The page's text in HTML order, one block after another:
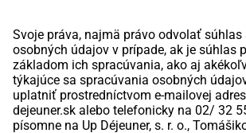
Svoje práva, najmä právo odvolať
osobných údajov v prípade, ak je súhlas
základom ich spracúvania, ako aj
týkajúce sa spracúvania osobných
uplatniť prostredníctvom e-mailovej
dejeuner.sk alebo telefonicky na 02/ 32
písomne na Up Déjeuner, s. r. o.,